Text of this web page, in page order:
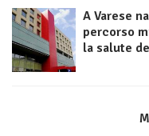
A Varese
percorso
la salute